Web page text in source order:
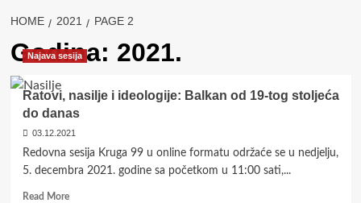
HOME 2021 PAGE 2
Godina: 2021.
Najava sesija
Ratovi, nasilje i ideologije: Balkan od 19-tog stoljeća
do danas
03.12.2021
Redovna sesija Kruga 99 u online formatu održaće se u nedjelju,
5. decembra 2021. godine sa početkom u 11:00 sati,...
Read MoreRead